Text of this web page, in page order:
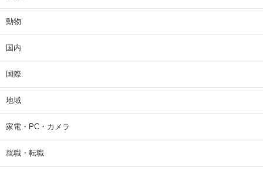
動物
国内
国際
地域
家電・PC・カメラ
就職・転職